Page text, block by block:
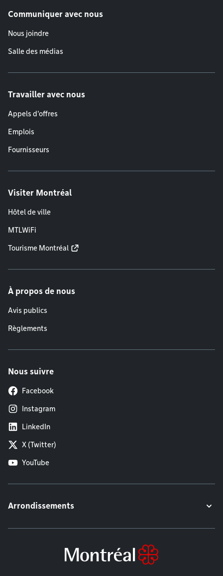
Communiquer avec nous
Nous joindre
Salle des médias
Travailler avec nous
Appels d'offres
Emplois
Fournisseurs
Visiter Montréal
Hôtel de ville
MTLWiFi
Tourisme Montréal
À propos de nous
Avis publics
Règlements
Nous suivre
Facebook
Instagram
LinkedIn
X (Twitter)
YouTube
Arrondissements